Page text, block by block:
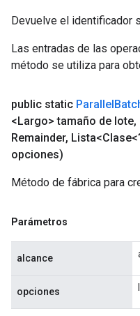
Devuelve el identificador
Las entradas de las
método se utiliza para
public static Parallel
<Largo> tamaño de lote,
Remainder,
opciones)
Método de fábrica para
Parámetros
alcance
opciones